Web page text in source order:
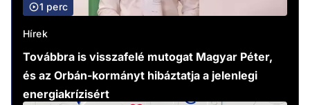
1 perc
Hírek
Továbbra is visszafelé mutogat Magyar Péter,
és az Orbán-kormányt hibáztatja a jelenlegi
energiakrízisért